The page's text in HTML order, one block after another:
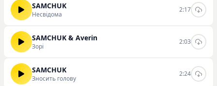
SAMCHUK
Несвідома
2:17
SAMCHUK & Averin
Зорі
2:03
SAMCHUK
Зносить голову
2:24